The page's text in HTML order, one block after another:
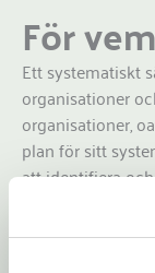
För
Ett systematiskt
organisationer
organisationer,
plan för sitt
att identifiera
förebygga